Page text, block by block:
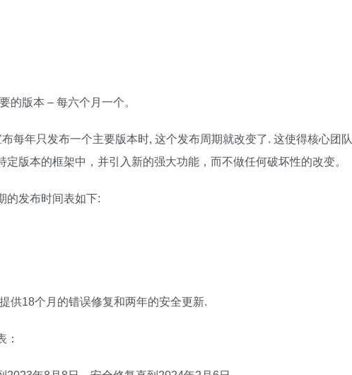
的版本 – 每六个月一个。
每年只发布一个主要版本时, 这个发布周期就改变了. 这使得核心团队
版本的框架中，并引入新的强大功能，而不做任何破坏性的改变。
的发布时间表如下:
供18个月的错误修复和两年的安全更新.
：